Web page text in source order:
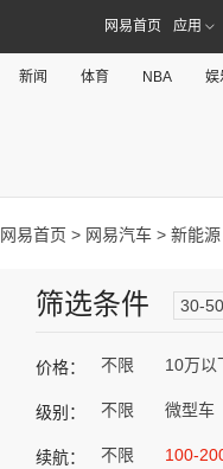
网易首页 应用
新闻 体育 NBA 娱
网易首页 > 网易汽车 > 新能源
筛选条件 30-
价格： 不限 10万以
级别： 不限 微型车
续航： 不限 100-